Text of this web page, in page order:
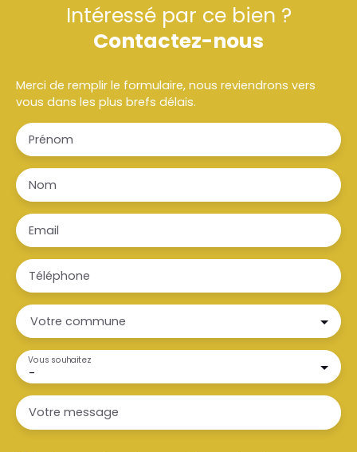
Intéressé par ce bien ?
Contactez-nous
Merci de remplir le formulaire, nous reviendrons vers
vous dans les plus brefs délais.
Prénom
Nom
Email
Téléphone
Votre commune
-
Vous souhaitez
Votre message